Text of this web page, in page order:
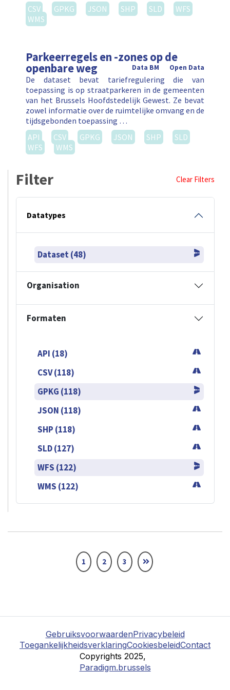
CSV
GPKG JSON SHP SLD
WFS
WMS
Parkeerregels en -zones op de
openbare weg Open Data
Data BM
De dataset bevat tariefregulering die van
toepassing is op straatparkeren in de gemeenten
van het Brussels Hoofdstedelijk Gewest. Ze bevat
zowel informatie over de ruimtelijke omvang en de
tijdsgebonden toepassing …
API
CSV GPKG JSON SHP
SLD
WFS
WMS
Filter Clear Filters
Datatypes
Dataset (48)
Organisation
Formaten
API (18)
CSV (118)
GPKG (118)
JSON (118)
SHP (118)
SLD (127)
WFS (122)
WMS (122)
1 2 3
GebruiksvoorwaardenPrivacybeleid
ToegankelijkheidsverklaringCookiesbeleidContact
Copyrights 2025,
Paradigm.brussels